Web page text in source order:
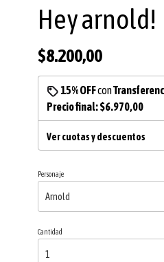
Hey arnold!
$8.200,00
15% OFFcon
Precio final:$6.970,00
Ver cuotas y descuentos
Personaje
Cantidad